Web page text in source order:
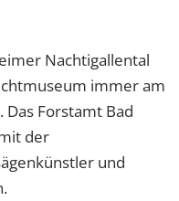
Nachtigallental
immer am
Forstamt Bad
der
und
und Social Media
werden von
gesetzt.